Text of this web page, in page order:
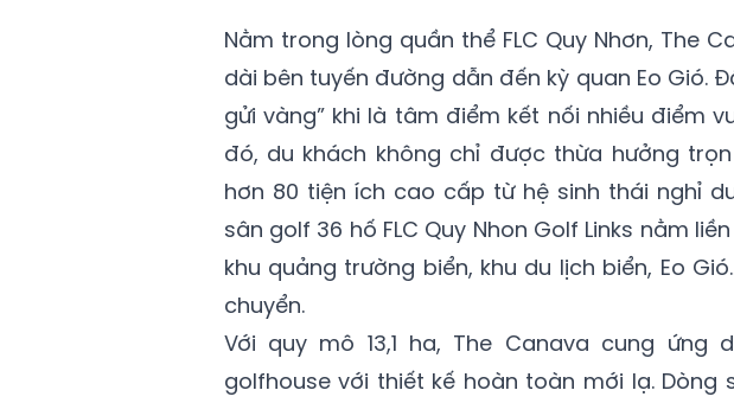
Nằm trong lòng quần thể FLC Quy Nhơn, The
dài bên tuyến đường dẫn đến kỳ quan Eo Gió.
gửi vàng” khi là tâm điểm kết nối nhiều điểm
đó, du khách không chỉ được thừa hưởng
hơn 80 tiện ích cao cấp từ hệ sinh thái nghỉ
sân golf 36 hố FLC Quy Nhon Golf Links nằm
khu quảng trường biển, khu du lịch biển, Eo
chuyển.
Với quy mô 13,1 ha, The Canava cung ứng
golfhouse với thiết kế hoàn toàn mới lạ.